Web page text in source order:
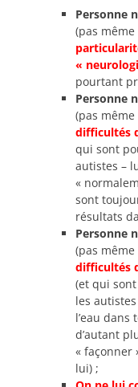
Personne
(pas
«
pourtant
Personne
(pas
difficultés
qui sont
autistes –
«
sont
résultats
Personne
(pas
difficultés
(et qui
les
l’eau dans
d’autant
« façonner
lui) ;